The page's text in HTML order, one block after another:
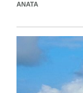
ANATA